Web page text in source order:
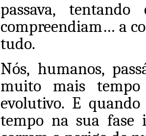
passava,
compreendiam… a
tudo.
Nós, humanos,
muito mais
evolutivo. E
tempo na sua fase